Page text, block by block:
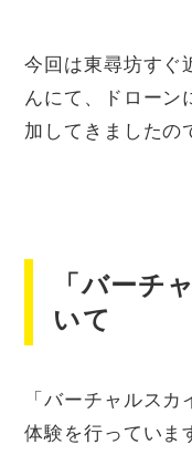
今回は東尋坊すぐ
んにて、ドローン
加してきましたの
「バーチ
いて
「バーチャルス
体験を行っていま